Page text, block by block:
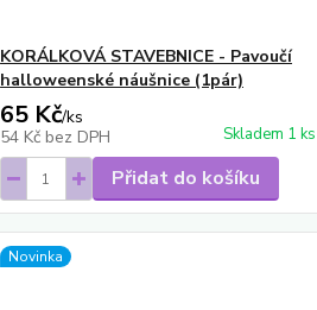
KORÁLKOVÁ STAVEBNICE - Pavoučí
halloweenské náušnice (1pár)
65 Kč/ks
54 Kč bez DPH Skladem 1 ks
Přidat do košíku
Novinka